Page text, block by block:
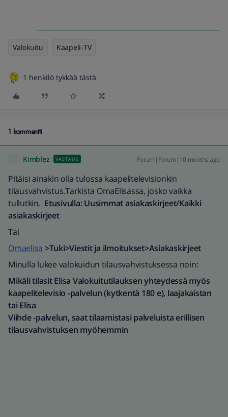
Valokuitu Kaapeli-TV
1 henkilö tykkää tästä
1 kommentti
Kimblez VASTAUS Forum|Forum|10 months ago
Pitäisi ainakin olla tulossa kaapelitelevisionkin
tilausvahvistus.Tarkista OmaElisassa, josko vaikka
tullutkin. Etusivulla: Uusimmat asiakaskirjeet/Kaikki
asiakaskirjeet
Tai
Omaelisa >Tuki>Viestit ja ilmoitukset>Asiakaskirjeet
Minulla lukee valokuidun tilausvahvistuksessa noin:
Mikäli tilasit Elisa Valokuitutilauksen yhteydessä myös
kaapelitelevisio -palvelun (kytkentä 180 e), laajakaistan
tai Elisa
Viihde -palvelun, saat tilaamistasi palveluista erillisen
tilausvahvistuksen myöhemmin